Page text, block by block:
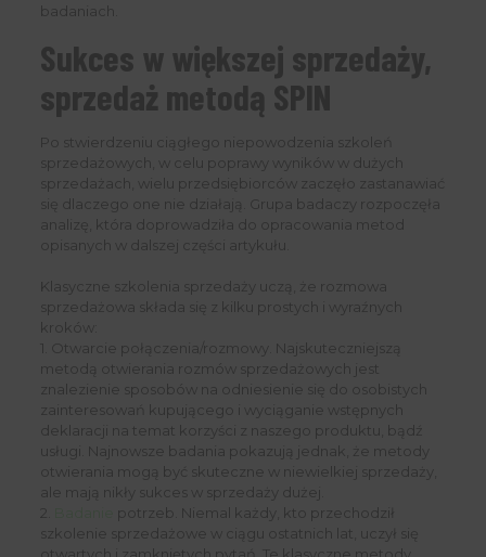
badaniach.
Sukces w większej sprzedaży,
sprzedaż metodą SPIN
Po stwierdzeniu ciągłego niepowodzenia szkoleń
sprzedażowych, w celu poprawy wyników w dużych
sprzedażach, wielu przedsiębiorców zaczęło zastanawiać
się dlaczego one nie działają. Grupa badaczy rozpoczęła
analizę, która doprowadziła do opracowania metod
opisanych w dalszej części artykułu.
Klasyczne szkolenia sprzedaży uczą, że rozmowa
sprzedażowa składa się z kilku prostych i wyraźnych
kroków:
1. Otwarcie połączenia/rozmowy. Najskuteczniejszą
metodą otwierania rozmów sprzedażowych jest
znalezienie sposobów na odniesienie się do osobistych
zainteresowań kupującego i wyciąganie wstępnych
deklaracji na temat korzyści z naszego produktu, bądź
usługi. Najnowsze badania pokazują jednak, że metody
otwierania mogą być skuteczne w niewielkiej sprzedaży,
ale mają nikły sukces w sprzedaży dużej.
potrzeb. Niemal każdy, kto przechodził
szkolenie sprzedażowe w ciągu ostatnich lat, uczył się
otwartych i zamkniętych pytań. Te klasyczne metody